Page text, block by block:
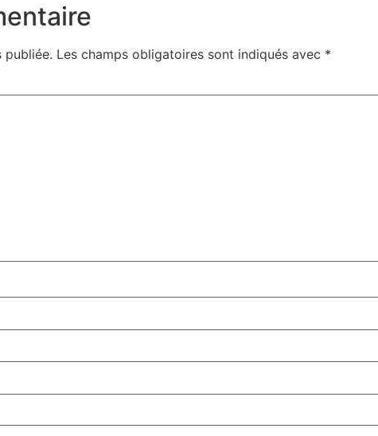
publiée. Les champs obligatoires sont indiqués avec *